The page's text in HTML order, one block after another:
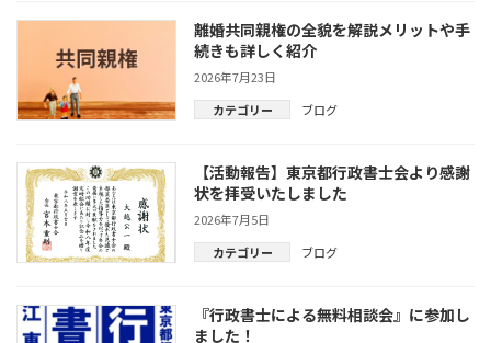
離婚共同親権の全貌を解説メリットや手
続きも詳しく紹介
2026年7月23日
カテゴリー
ブログ
【活動報告】東京都行政書士会より感謝
状を拝受いたしました
2026年7月5日
カテゴリー
ブログ
『行政書士による無料相談会』に参加し
ました！